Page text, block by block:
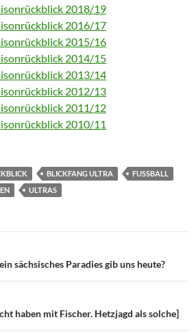
2018/19
2016/17
2015/16
2014/15
2013/14
2012/13
2011/12
2010/11
BLICKFANG ULTRA
FUSSBALL
ULTRAS
sächsisches Paradies gib uns heute?
haben mit Fischer. Hetzjagd als solche]